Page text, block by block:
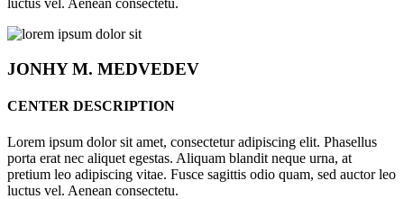
luctus vel. Aenean consectetu.
JONHYM. MEDVEDEV
CENTER DESCRIPTION
Lorem ipsum dolor sit amet, consectetur adipiscing elit. Phasellus
porta erat nec aliquet egestas. Aliquam blandit neque urna, at
pretium leo adipiscing vitae. Fusce sagittis odio quam, sed auctor leo
luctus vel. Aenean consectetu.